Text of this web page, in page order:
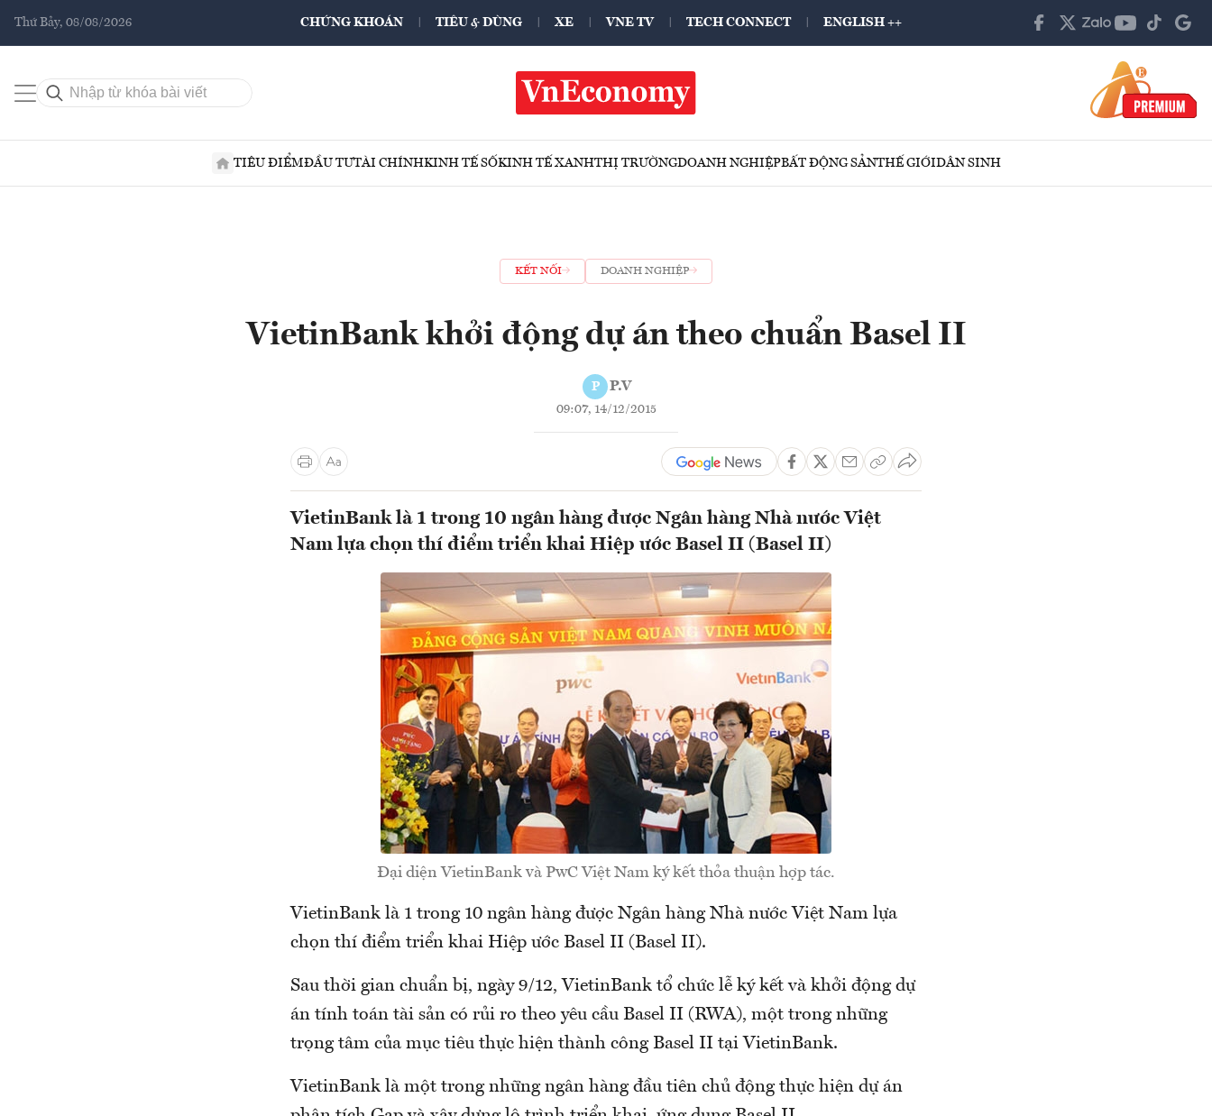
Thứ Bảy, 08/08/2026 CHỨNG KHOÁN TIÊU & DÙNG XE VNE TV TECH CONNECT ENGLISH ++
TIÊU ĐIỂMĐẦU TƯTÀI CHÍNHKINH TẾ SỐKINH TẾ XANHTHỊ TRƯỜNGDOANH NGHIỆPBẤT ĐỘNG SẢNTHẾ GIỚIDÂN SINH
KẾT NỐI DOANH NGHIỆP
VietinBank khởi động dự án theo chuẩn Basel II
P P.V
09:07, 14/12/2015
VietinBank là 1 trong 10 ngân hàng được Ngân hàng Nhà nước Việt
Nam lựa chọn thí điểm triển khai Hiệp ước Basel II (Basel II)
Đại diện VietinBank và PwC Việt Nam ký kết thỏa thuận hợp tác.
VietinBank là 1 trong 10 ngân hàng được Ngân hàng Nhà nước Việt Nam lựa
chọn thí điểm triển khai Hiệp ước Basel II (Basel II).
Sau thời gian chuẩn bị, ngày 9/12, VietinBank tổ chức lễ ký kết và khởi động dự
án tính toán tài sản có rủi ro theo yêu cầu Basel II (RWA), một trong những
trọng tâm của mục tiêu thực hiện thành công Basel II tại VietinBank.
VietinBank là một trong những ngân hàng đầu tiên chủ động thực hiện dự án